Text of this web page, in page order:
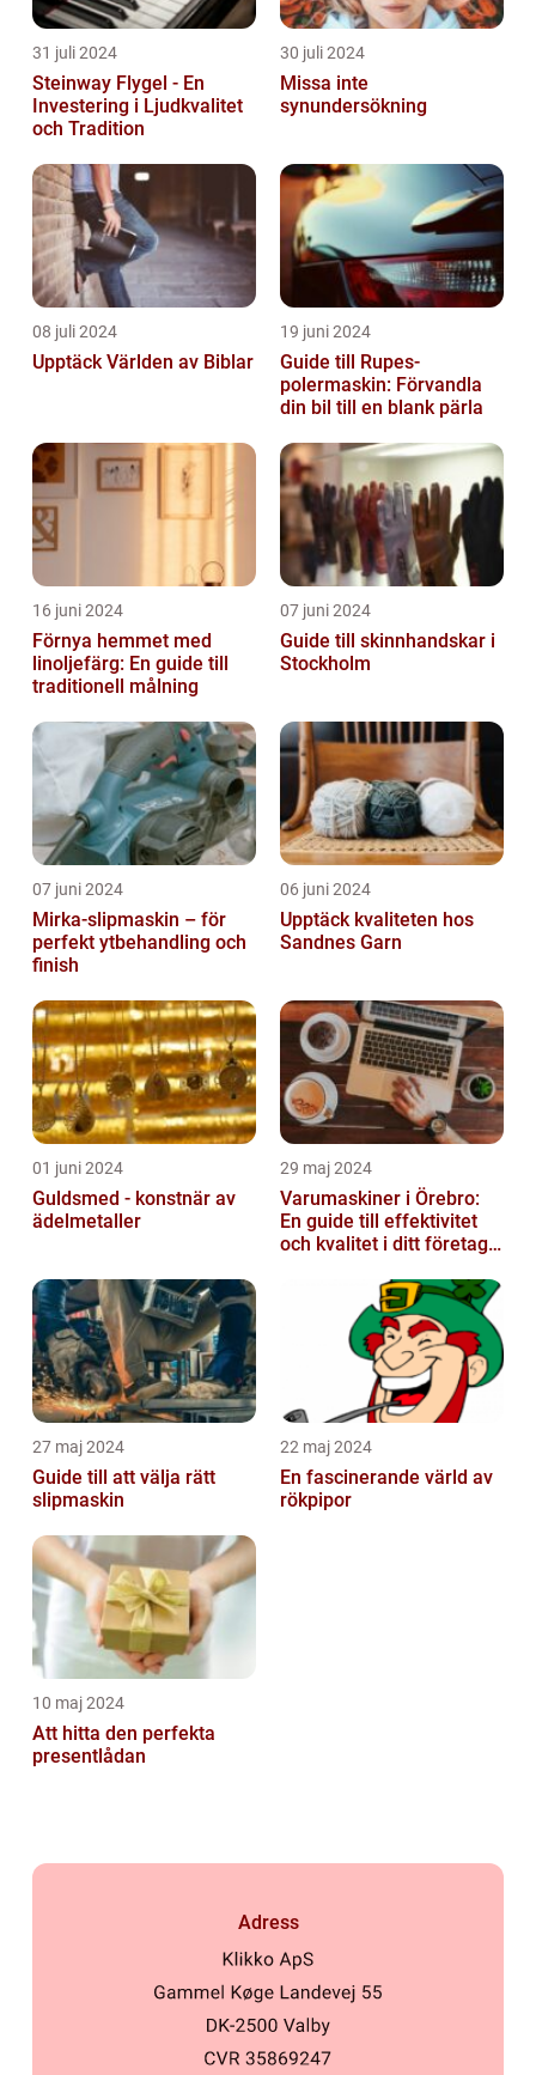
31 juli 2024
Steinway Flygel - En
Investering i Ljudkvalitet
och Tradition
30 juli 2024
Missa inte
synundersökning
08 juli 2024
Upptäck Världen av Biblar
19 juni 2024
Guide till Rupes-
polermaskin: Förvandla
din bil till en blank pärla
16 juni 2024
Förnya hemmet med
linoljefärg: En guide till
traditionell målning
07 juni 2024
Guide till skinnhandskar i
Stockholm
07 juni 2024
Mirka-slipmaskin – för
perfekt ytbehandling och
finish
06 juni 2024
Upptäck kvaliteten hos
Sandnes Garn
01 juni 2024
Guldsmed - konstnär av
ädelmetaller
29 maj 2024
Varumaskiner i Örebro:
En guide till effektivitet
och kvalitet i ditt företags
27 maj 2024
Guide till att välja rätt
slipmaskin
22 maj 2024
En fascinerande värld av
rökpipor
10 maj 2024
Att hitta den perfekta
presentlådan
Adress